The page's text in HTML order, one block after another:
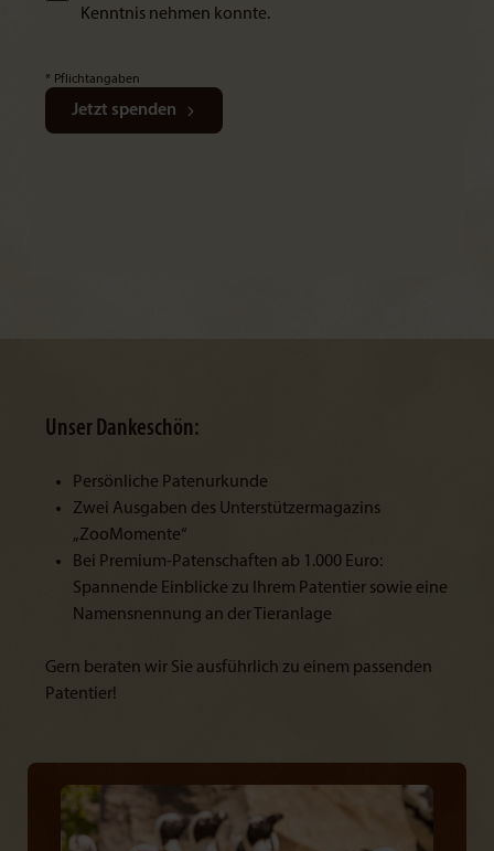
Kenntnis nehmen konnte.
* Pflichtangaben
Jetzt spenden
Unser Dankeschön:
Persönliche Patenurkunde
Zwei Ausgaben des Unterstützermagazins
„ZooMomente“
Bei Premium-Patenschaften ab 1.000 Euro:
Spannende Einblicke zu Ihrem Patentier sowie eine
Namensnennung an der Tieranlage
Gern beraten wir Sie ausführlich zu einem passenden
Patentier!